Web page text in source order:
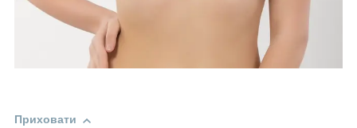
Приховати